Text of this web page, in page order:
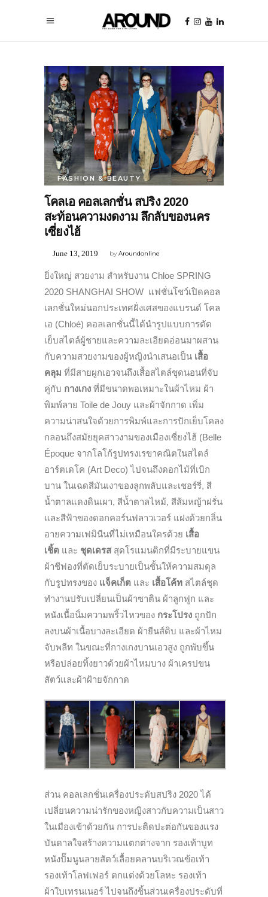
FASHION & BEAUTY
โคลเอ คอลเลกชั่น สปริง 2020
สะท้อนความงดงาม ลึกลับของนคร
เซี่ยงไฮ้
byAroundonline
June 13, 2019
ยิ่งใหญ่ สวยงาม สำหรับงาน Chloe SPRING
2020 SHANGHAI SHOW แฟชั่นโชว์เปิดคอล
เลกชั่นใหม่นอกประเทศฝั่งเศสของแบรนด์ โคล
เอ (Chloé) คอลเลกชั่นนี้ได้นำรูปแบบการตัด
เย็บสไตล์ผู้ชายและความละเอียดอ่อนมาผสาน
กับความสวยงามของผู้หญิงนำเสนอเป็น เสื้อ
คลุม ที่มีสายผูกเอวจนถึงเสื้อสไตล์ชุดนอนที่จับ
คู่กับ กางเกง ที่มีขนาดพอเหมาะในผ้าไหม ผ้า
พิมพ์ลาย Toile de Jouy และผ้าจักกาด เพิ่ม
ความน่าสนใจด้วยการพิมพ์และการปักเย็บโคลง
กลอนถึงสมัยยุคสาวงามของเมืองเซี่ยงไฮ้ (Belle
Époque จากโลโก้รูปทรงเรขาคณิตในสไตล์
อาร์ตเดโค (Art Deco)ไปจนถึงดอกไม้ที่เบิก
บาน ในเฉดสีมันเงาของลูกพลับและเชอร์รี่, สี
น้ำตาลแดงดินเผา, สีน้ำตาลไหม้, สีส้มหญ้าฝรั่น
และสีฟ้าของดอกคอร์นฟลาวเวอร์ แฝงด้วยกลิ่น
อายความเฟมินีนที่ไม่เหมือนใครด้วย เสื้อ
เชิ้ต และ ชุดเดรส สุดโรแมนติกที่มีระบายแขน
ผ้าชีฟองที่ตัดเย็บระบายเป็นชั้นให้ความสมดุล
กับรูปทรงของ แจ็คเก็ต และ เสื้อโค้ท สไตล์ชุด
ทำงานปรับเปลี่ยนเป็นผ้าซาติน ผ้าลูกฟูก และ
หนังเนื้อนิ่มความพริ้วไหวของ กระโปรง ถูกปัก
ลงบนผ้าเนื้อบางละเอียด ผ้ายีนส์ดิบ และผ้าไหม
จับพลีท ในขณะที่กางเกงบานเอวสูง ถูกพับขึ้น
หรือปล่อยทิ้งยาวด้วยผ้าไหมบาง ผ้าเครปขน
สัตว์และผ้าฝ้ายจักกาด
ส่วน คอลเลกชั่นเครื่องประดับสปริง 2020 ได้
เปลี่ยนความน่ารักของหญิงสาวกับความเป็นสาว
ในเมืองเข้าด้วยกัน การปะติดปะต่อกันของแรง
บันดาลใจสร้างความแตกต่างจาก รองเท้าบูท
หนังปั๊มนูนลายสัตว์เลื้อยคลานบริเวณข้อเท้า
รองเท้าโลฟเฟอร์ ตกแต่งด้วยโลหะ รองเท้า
ผ้าใบเทรนเนอร์ ไปจนถึงชิ้นส่วนเครื่องประดับที่